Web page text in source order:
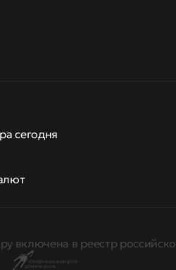
сегодня
включена в реестр